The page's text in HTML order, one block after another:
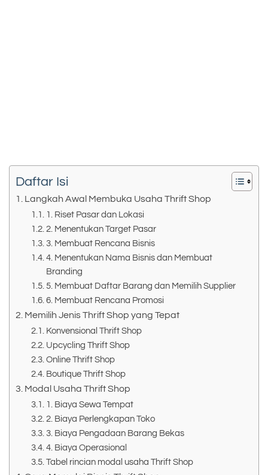
Daftar Isi
Langkah Awal Membuka Usaha Thrift Shop
1. Riset Pasar dan Lokasi
2. Menentukan Target Pasar
3. Membuat Rencana Bisnis
4. Menentukan Nama Bisnis dan Membuat
Branding
5. Membuat Daftar Barang dan Memilih Supplier
6. Membuat Rencana Promosi
Memilih Jenis Thrift Shop yang Tepat
Konvensional Thrift Shop
Upcycling Thrift Shop
Online Thrift Shop
Boutique Thrift Shop
Modal Usaha Thrift Shop
1. Biaya Sewa Tempat
2. Biaya Perlengkapan Toko
3. Biaya Pengadaan Barang Bekas
4. Biaya Operasional
Tabel rincian modal usaha Thrift Shop